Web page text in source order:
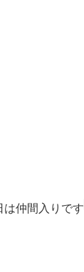
は仲間入りです